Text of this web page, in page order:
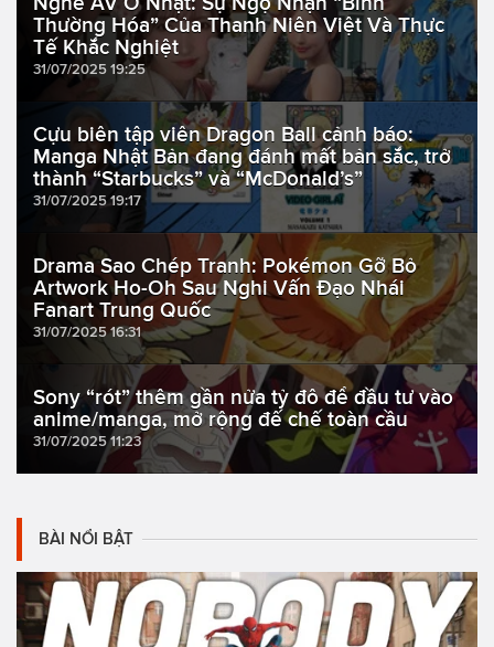
Thường Hóa” Của Thanh Niên Việt Và Thực
Tế Khắc Nghiệt
31/07/2025 19:25
Cựu biên tập viên Dragon Ball cảnh báo:
Manga Nhật Bản đang đánh mất bản sắc, trở
thành “Starbucks” và “McDonald’s”
31/07/2025 19:17
Drama Sao Chép Tranh: Pokémon Gỡ Bỏ
Artwork Ho-Oh Sau Nghi Vấn Đạo Nhái
Fanart Trung Quốc
31/07/2025 16:31
Sony “rót” thêm gần nửa tỷ đô để đầu tư vào
anime/manga, mở rộng đế chế toàn cầu
31/07/2025 11:23
BÀI NỔI BẬT